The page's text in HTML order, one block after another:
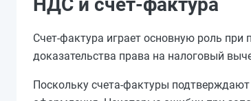
Счет-фактура играет основную роль
доказательства права на налоговый
Поскольку счета-фактуры